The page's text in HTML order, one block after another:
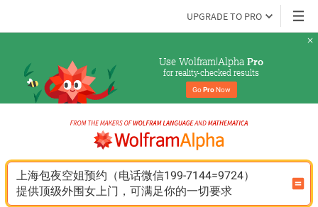
UPGRADE TO PRO
Use Wolfram|Alpha Pro
for reality-checked results
Go Pro Now
上海包夜空姐预约（电话微信199-7144=9724）
提供顶级外围女上门，可满足你的一切要求